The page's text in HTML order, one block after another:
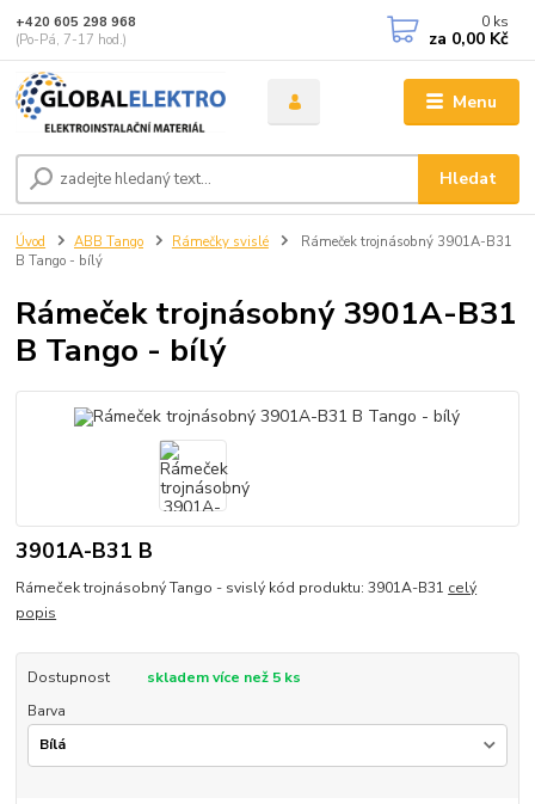
Menu
Hledat
+420 605 298 968
(Po-Pá, 7-17 hod.)
0 ks
za 0,00 Kč
Úvod ABB Tango Rámečky svislé
Rámeček trojnásobný 3901A-B31
B Tango - bílý
Rámeček trojnásobný 3901A-B31
B Tango - bílý
3901A-B31 B
Rámeček trojnásobný Tango - svislý kód produktu: 3901A-B31 celý
popis
Dostupnost
skladem více než 5 ks
Barva